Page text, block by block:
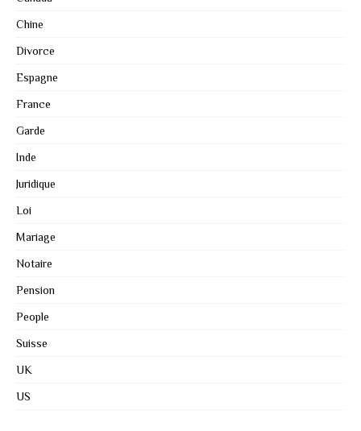
Chine
Divorce
Espagne
France
Garde
Inde
Juridique
Loi
Mariage
Notaire
Pension
People
Suisse
UK
US